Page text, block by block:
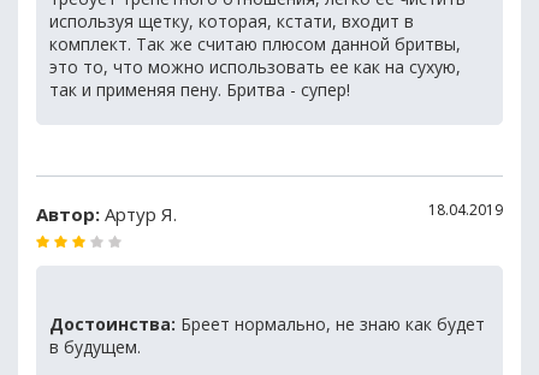
используя щетку, которая, кстати, входит в
комплект. Так же считаю плюсом данной бритвы,
это то, что можно использовать ее как на сухую,
так и применяя пену. Бритва - супер!
Автор: Артур Я. 18.04.2019
Достоинства: Бреет нормально, не знаю как будет
в будущем.